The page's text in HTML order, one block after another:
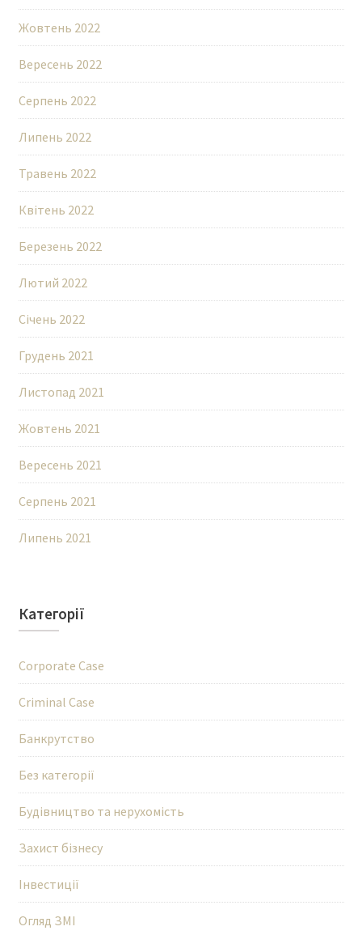
Жовтень 2022
Вересень 2022
Серпень 2022
Липень 2022
Травень 2022
Квітень 2022
Березень 2022
Лютий 2022
Січень 2022
Грудень 2021
Листопад 2021
Жовтень 2021
Вересень 2021
Серпень 2021
Липень 2021
Категорії
Corporate Case
Criminal Case
Банкрутство
Без категорії
Будівництво та нерухомість
Захист бізнесу
Інвестиції
Огляд ЗМІ